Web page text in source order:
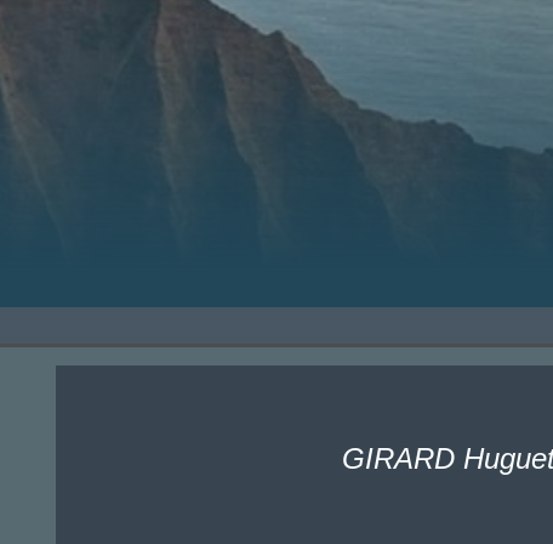
GIRARD